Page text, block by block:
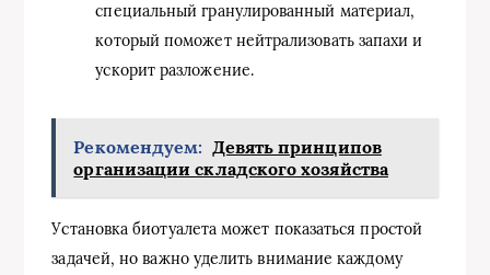
специальный гранулированный материал,
который поможет нейтрализовать запахи и
ускорит разложение.
Рекомендуем: Девять принципов
организации складского хозяйства
Установка биотуалета может показаться простой
задачей, но важно уделить внимание каждому